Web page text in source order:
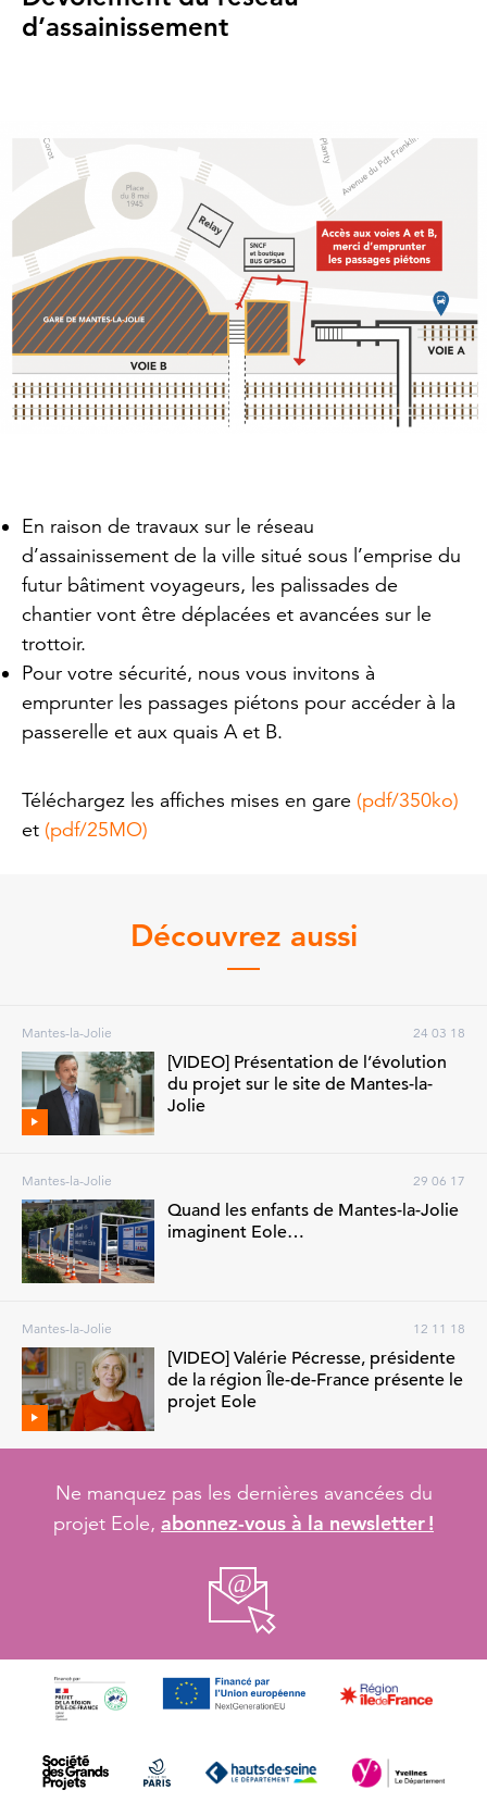
d’assainissement
En raison de travaux sur le réseau
d’assainissement de la ville situé sous l’emprise du
futur bâtiment voyageurs, les palissades de
chantier vont être déplacées et avancées sur le
trottoir.
Pour votre sécurité, nous vous invitons à
emprunter les passages piétons pour accéder à la
passerelle et aux quais A et B.
Téléchargez les affiches mises en gare (pdf/350ko)
et (pdf/25MO)
Découvrez aussi
Mantes-la-Jolie 24 03 18
[VIDEO] Présentation de l’évolution
du projet sur le site de Mantes-la-
Jolie
Mantes-la-Jolie 29 06 17
Quand les enfants de Mantes-la-Jolie
imaginent Eole…
Mantes-la-Jolie 12 11 18
[VIDEO] Valérie Pécresse, présidente
de la région Île-de-France présente le
projet Eole
Ne manquez pas les dernières avancées du
projet Eole, abonnez-vous à la newsletter !